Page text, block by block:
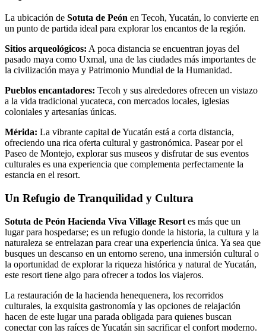
La ubicación de Sotuta de Peón en Tecoh, Yucatán, lo convierte en
un punto de partida ideal para explorar los encantos de la región.
Sitios arqueológicos: A poca distancia se encuentran joyas del
pasado maya como Uxmal, una de las ciudades más importantes de
la civilización maya y Patrimonio Mundial de la Humanidad.
Pueblos encantadores: Tecoh y sus alrededores ofrecen un vistazo
a la vida tradicional yucateca, con mercados locales, iglesias
coloniales y artesanías únicas.
Mérida: La vibrante capital de Yucatán está a corta distancia,
ofreciendo una rica oferta cultural y gastronómica. Pasear por el
Paseo de Montejo, explorar sus museos y disfrutar de sus eventos
culturales es una experiencia que complementa perfectamente la
estancia en el resort.
Un Refugio de Tranquilidad y Cultura
Sotuta de Peón Hacienda Viva Village Resort es más que un
lugar para hospedarse; es un refugio donde la historia, la cultura y la
naturaleza se entrelazan para crear una experiencia única. Ya sea que
busques un descanso en un entorno sereno, una inmersión cultural o
la oportunidad de explorar la riqueza histórica y natural de Yucatán,
este resort tiene algo para ofrecer a todos los viajeros.
La restauración de la hacienda henequenera, los recorridos
culturales, la exquisita gastronomía y las opciones de relajación
hacen de este lugar una parada obligada para quienes buscan
conectar con las raíces de Yucatán sin sacrificar el confort moderno.